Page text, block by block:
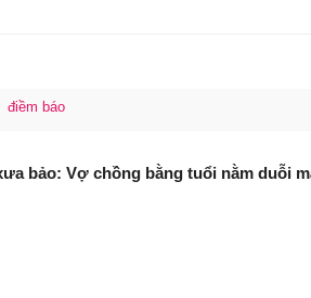
điềm báo
bảo: Vợ chồng bằng tuổi nằm duỗi